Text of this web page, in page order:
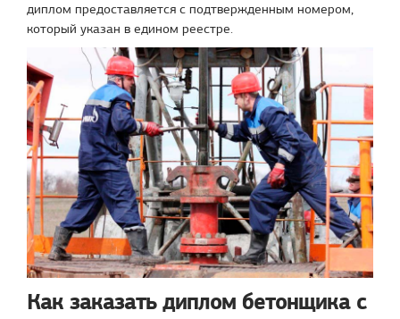
диплом предоставляется с подтвержденным номером,
который указан в едином реестре.
Как заказать диплом бетонщика с